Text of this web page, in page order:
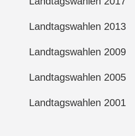
Landtagswahlen 2013
Landtagswahlen 2009
Landtagswahlen 2005
Landtagswahlen 2001